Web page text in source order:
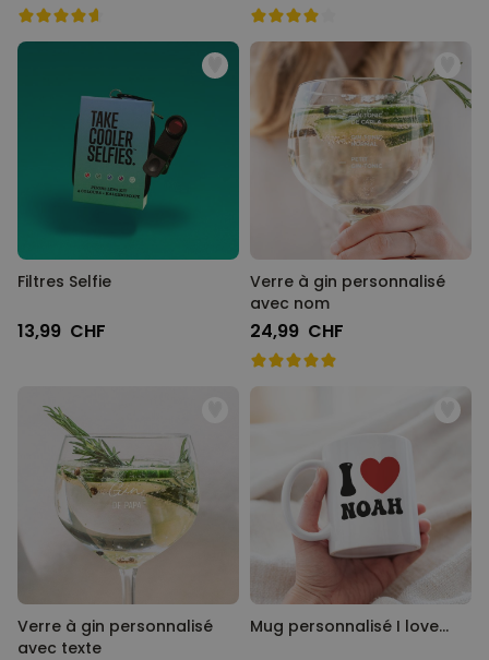
Filtres Selfie
13,99 CHF
Verre à gin personnalisé
avec nom
24,99 CHF
Verre à gin personnalisé
avec texte
Mug personnalisé I love…